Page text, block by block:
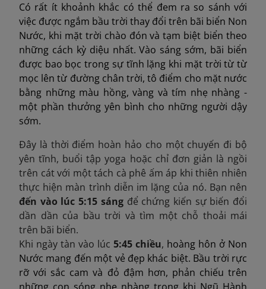
Có rất ít khoảnh khắc có thể đem ra so sánh với
việc được ngắm bầu trời thay đổi trên bãi biển Non
Nước, khi mặt trời chào đón và tạm biệt biển theo
những cách kỳ diệu nhất. Vào sáng sớm, bãi biển
được bao bọc trong sự tĩnh lặng khi mặt trời từ từ
mọc lên từ đường chân trời, tô điểm cho mặt nước
bằng những màu hồng, vàng và tím nhẹ nhàng -
một phần thưởng yên bình cho những người dậy
sớm.
Đây là thời điểm hoàn hảo cho một chuyến đi bộ
yên tĩnh, buổi tập yoga hoặc chỉ đơn giản là ngồi
trên cát với một tách cà phê ấm áp khi thiên nhiên
thực hiện màn trình diễn im lặng của nó. Bạn nên
đến vào lúc 5:15 sáng để chứng kiến ​​sự biến đổi
dần dần của bầu trời và tìm một chỗ thoải mái
trên bãi biển.​
Khi ngày tàn vào lúc 5:45 chiều, hoàng hôn ở Non
Nước mang đến một vẻ đẹp khác biệt. Bầu trời rực
rỡ với sắc cam và đỏ đậm hơn, phản chiếu trên